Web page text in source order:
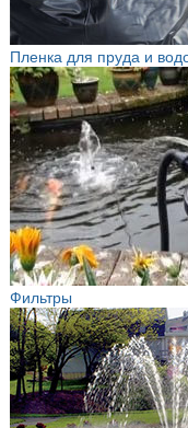
Пленка для пруда и
Фильтры